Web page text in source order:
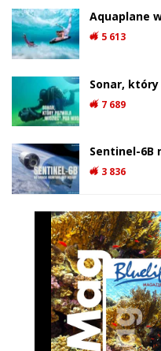
Aquaplane
5 613
Sonar,
7 689
Sentinel-6B
3 836